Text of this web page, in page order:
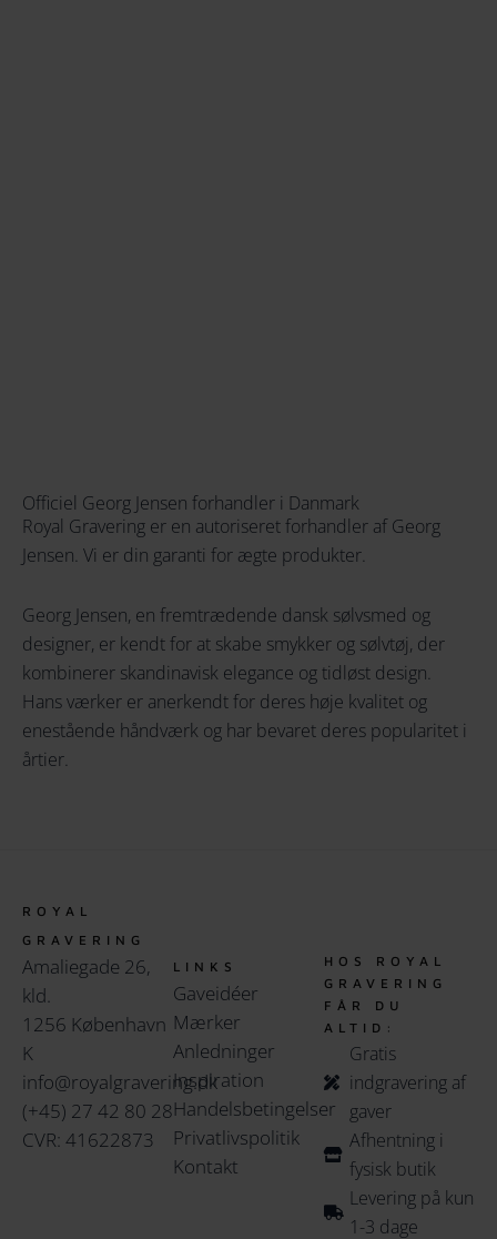
Officiel Georg Jensen forhandler i Danmark
Royal Gravering er en autoriseret forhandler af Georg
Jensen. Vi er din garanti for ægte produkter.
Georg Jensen, en fremtrædende dansk sølvsmed og
designer, er kendt for at skabe smykker og sølvtøj, der
kombinerer skandinavisk elegance og tidløst design.
Hans værker er anerkendt for deres høje kvalitet og
enestående håndværk og har bevaret deres popularitet i
årtier.
ROYAL
GRAVERING
Amaliegade 26,
kld.
1256 København
K
info@royalgravering.dk
(+45) 27 42 80 28
CVR: 41622873
LINKS
Gaveidéer
Mærker
Anledninger
Inspiration
Handelsbetingelser
Privatlivspolitik
Kontakt
HOS ROYAL
GRAVERING
FÅR DU
ALTID:
Gratis
indgravering af
gaver
Afhentning i
fysisk butik
Levering på kun
1-3 dage